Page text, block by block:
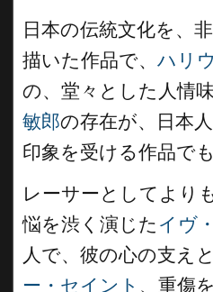
日本の伝統文化を、
描いた作品で、 ハリ
の、堂々とした人情
敏郎の存在が、日本
印象を受ける作品でも
レーサーとしてより
悩を渋く演じた イヴ
人で、彼の心の支え
ー・セイント 、重傷